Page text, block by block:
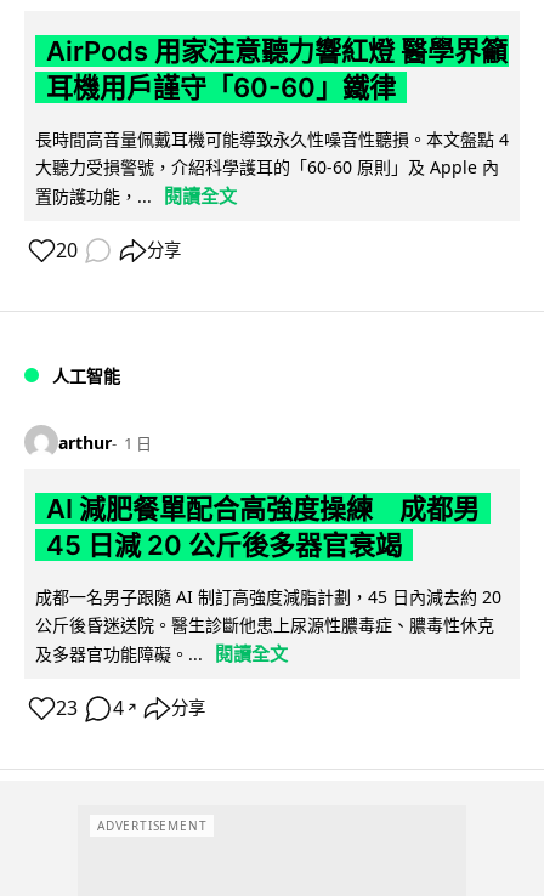
AirPods 用家注意聽力響紅燈 醫學界籲
耳機用戶謹守「60-60」鐵律
長時間高音量佩戴耳機可能導致永久性噪音性聽損。本文盤點 4
大聽力受損警號，介紹科學護耳的「60-60 原則」及 Apple 內
置防護功能，...
閱讀全文
20 分享
人工智能
arthur 1 日
AI 減肥餐單配合高強度操練 成都男
45 日減 20 公斤後多器官衰竭
成都一名男子跟隨 AI 制訂高強度減脂計劃，45 日內減去約 20
公斤後昏迷送院。醫生診斷他患上尿源性膿毒症、膿毒性休克
及多器官功能障礙。...
閱讀全文
23 4 ↗ 分享
ADVERTISEMENT